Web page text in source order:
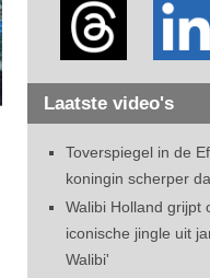
Laatste video's
Toverspiegel in de
koningin scherper
Walibi Holland grijpt
iconische jingle uit
Walibi'